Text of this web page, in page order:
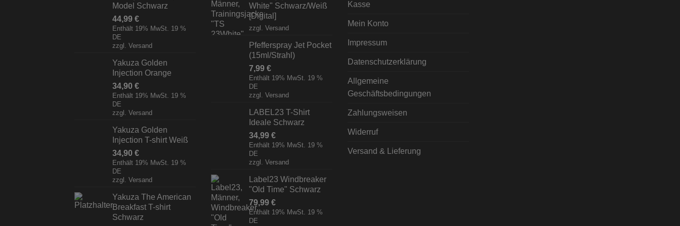
Model Schwarz
44,99 €
Enthält 19% MwSt. 19 %
DE
zzgl. Versand
Yakuza Golden
Injection Orange
34,90 €
Enthält 19% MwSt. 19 %
DE
zzgl. Versand
Yakuza Golden
Injection T-shirt Weiß
34,90 €
Enthält 19% MwSt. 19 %
DE
zzgl. Versand
Yakuza The American
Breakfast T-shirt
Schwarz
White" Schwarz/Weiß
[Digital]
zzgl. Versand
Pfefferspray Jet Pocket
(15ml/Strahl)
7,99 €
Enthält 19% MwSt. 19 %
DE
zzgl. Versand
LABEL23 T-Shirt
Ideale Schwarz
34,99 €
Enthält 19% MwSt. 19 %
DE
zzgl. Versand
Label23 Windbreaker
"Old Time" Schwarz
79,99 €
Enthält 19% MwSt. 19 %
DE
Kasse
Mein Konto
Impressum
Datenschutzerklärung
Allgemeine
Geschäftsbedingungen
Zahlungsweisen
Widerruf
Versand & Lieferung